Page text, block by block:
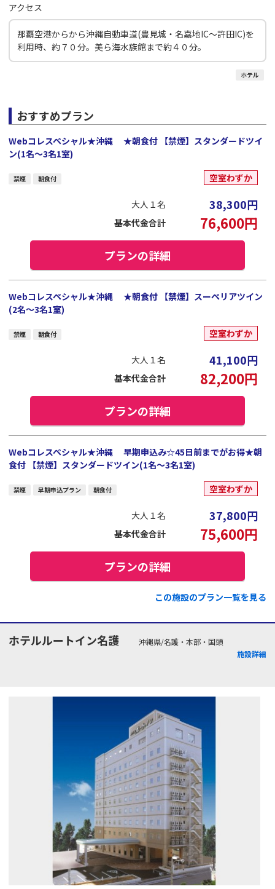
アクセス
那覇空港からから沖縄自動車道(豊見城・名嘉地IC～許田IC)を
利用時、約７０分。美ら海水族館まで約４０分。
ホテル
おすすめプラン
Webコレスペシャル★沖縄 ★朝食付 【禁煙】スタンダードツイ
ン(1名～3名1室)
禁煙 朝食付 空室わずか
大人１名 38,300円
基本代金合計 76,600円
プランの詳細
Webコレスペシャル★沖縄 ★朝食付 【禁煙】スーペリアツイン
(2名～3名1室)
禁煙 朝食付 空室わずか
大人１名 41,100円
基本代金合計 82,200円
プランの詳細
Webコレスペシャル★沖縄 早期申込み☆45日前までがお得★朝
食付 【禁煙】スタンダードツイン(1名～3名1室)
禁煙 早期申込プラン 朝食付 空室わずか
大人１名 37,800円
基本代金合計 75,600円
プランの詳細
この施設のプラン一覧を見る
ホテルルートイン名護
沖縄県/名護・本部・国頭
施設詳細